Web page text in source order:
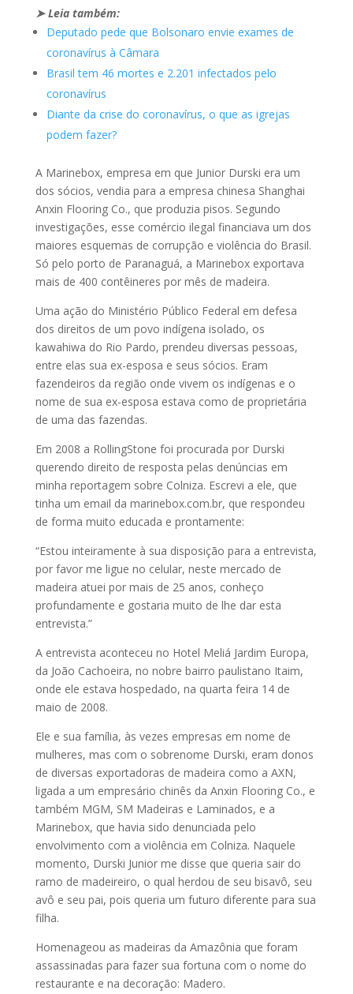
➤ Leia também:
Deputado pede que Bolsonaro envie exames de
coronavírus à Câmara
Brasil tem 46 mortes e 2.201 infectados pelo
coronavírus
Diante da crise do coronavírus, o que as igrejas
podem fazer?
A Marinebox, empresa em que Junior Durski era um
dos sócios, vendia para a empresa chinesa Shanghai
Anxin Flooring Co., que produzia pisos. Segundo
investigações, esse comércio ilegal financiava um dos
maiores esquemas de corrupção e violência do Brasil.
Só pelo porto de Paranaguá, a Marinebox exportava
mais de 400 contêineres por mês de madeira.
Uma ação do Ministério Público Federal em defesa
dos direitos de um povo indígena isolado, os
kawahiwa do Rio Pardo, prendeu diversas pessoas,
entre elas sua ex-esposa e seus sócios. Eram
fazendeiros da região onde vivem os indígenas e o
nome de sua ex-esposa estava como de proprietária
de uma das fazendas.
Em 2008 a RollingStone foi procurada por Durski
querendo direito de resposta pelas denúncias em
minha reportagem sobre Colniza. Escrevi a ele, que
tinha um email da marinebox.com.br, que respondeu
de forma muito educada e prontamente:
“Estou inteiramente à sua disposição para a entrevista,
por favor me ligue no celular, neste mercado de
madeira atuei por mais de 25 anos, conheço
profundamente e gostaria muito de lhe dar esta
entrevista.”
A entrevista aconteceu no Hotel Meliá Jardim Europa,
da João Cachoeira, no nobre bairro paulistano Itaim,
onde ele estava hospedado, na quarta feira 14 de
maio de 2008.
Ele e sua família, às vezes empresas em nome de
mulheres, mas com o sobrenome Durski, eram donos
de diversas exportadoras de madeira como a AXN,
ligada a um empresário chinês da Anxin Flooring Co., e
também MGM, SM Madeiras e Laminados, e a
Marinebox, que havia sido denunciada pelo
envolvimento com a violência em Colniza. Naquele
momento, Durski Junior me disse que queria sair do
ramo de madeireiro, o qual herdou de seu bisavô, seu
avô e seu pai, pois queria um futuro diferente para sua
filha.
Homenageou as madeiras da Amazônia que foram
assassinadas para fazer sua fortuna com o nome do
restaurante e na decoração: Madero.